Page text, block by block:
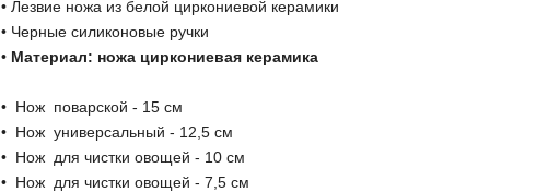
• Лезвие ножа из белой циркониевой керамики
• Черные силиконовые ручки
• Материал: ножа циркониевая керамика
• Нож поварской - 15 см
• Нож универсальный - 12,5 см
• Нож для чистки овощей - 10 см
• Нож для чистки овощей - 7,5 см